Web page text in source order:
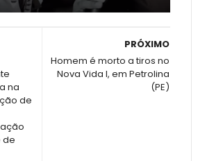
PRÓXIMO
Homem é morto a tiros no
Nova Vida I, em Petrolina
(PE)
na
de
de